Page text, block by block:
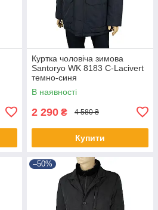
Куртка чоловіча зимова
Santoryo WK 8183 С-Lacivert
темно-синя
В наявності
2 290 ₴ 4 580 ₴
Купити
–50%